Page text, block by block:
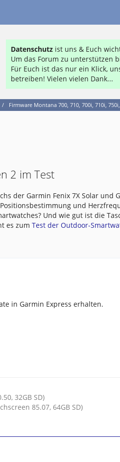
Datenschutz ist uns & Euch
Um das Forum zu unterstützen
Für Euch ist das nur ein Klick,
betreiben! Vielen vielen Dank...
Firmware Montana 700, 710, 700i, 710i,
2 im Test
der Garmin Fenix 7X Solar und
und
Und wie gut ist die
es zumTest der Outdoor-
in Garmin Express erhalten.
32GB SD)
85.07, 64GB SD)